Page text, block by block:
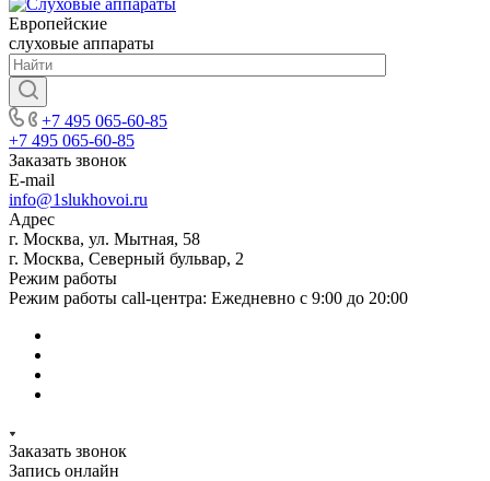
Европейские
слуховые аппараты
+7 495 065-60-85
+7 495 065-60-85
Заказать звонок
E-mail
info@1slukhovoi.ru
Адрес
г. Москва, ул. Мытная, 58
г. Москва, Северный бульвар, 2
Режим работы
Режим работы call-центра: Ежедневно с 9:00 до 20:00
Заказать звонок
Запись онлайн